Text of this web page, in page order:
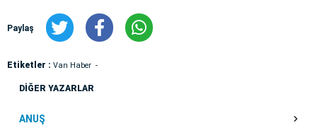
Paylaş
Etiketler : Van Haber
DİĞER YAZARLAR
ANUŞ